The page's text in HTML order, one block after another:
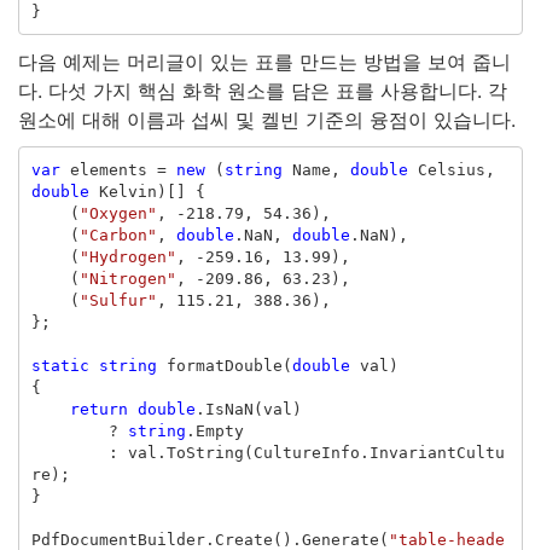
}
다음 예제는 머리글이 있는 표를 만드는 방법을 보여 줍니
다. 다섯 가지 핵심 화학 원소를 담은 표를 사용합니다. 각
원소에 대해 이름과 섭씨 및 켈빈 기준의 융점이 있습니다.
var elements = new ( string Name , double Celsius ,
double Kelvin )[]
{
( "Oxygen" , - 218.79 , 54.36 ),
( "Carbon" , double . NaN , double . NaN ),
( "Hydrogen" , - 259.16 , 13.99 ),
( "Nitrogen" , - 209.86 , 63.23 ),
( "Sulfur" , 115.21 , 388.36 ),
};
static string formatDouble ( double val )
{
return double . IsNaN ( val )
?
string . Empty
:
val . ToString ( CultureInfo . InvariantCultu
re );
}
PdfDocumentBuilder. Create (). Generate ( "table-heade